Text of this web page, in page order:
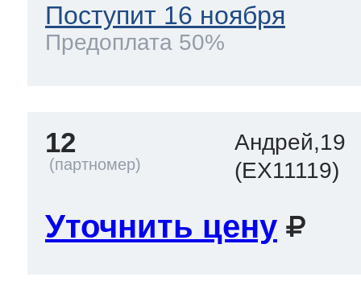
Поступит 16 ноября
Предоплата 50%
12
Андрей,19
(EX11119)
Уточнить цену